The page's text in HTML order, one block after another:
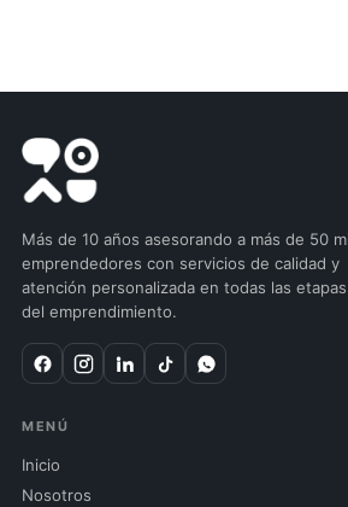
Más de 10 años asesorando a más de 50
emprendedores con servicios de calidad y
atención personalizada en todas las etapas
del emprendimiento.
MENÚ
Inicio
Nosotros